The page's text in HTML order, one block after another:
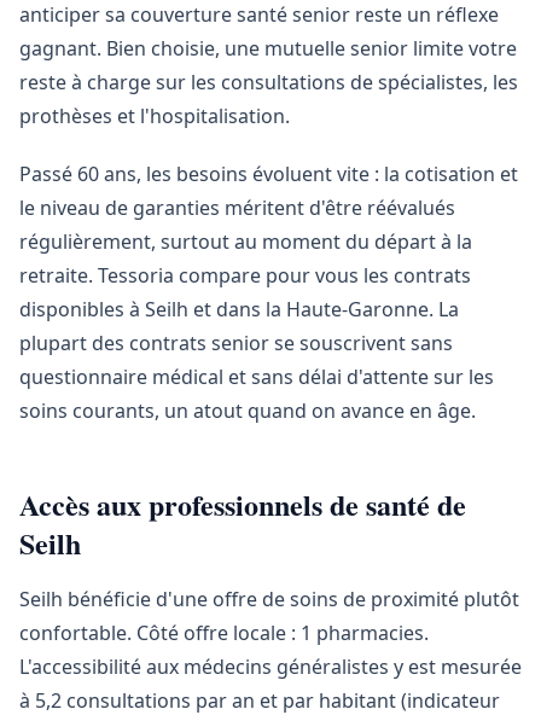
anticiper sa couverture santé senior reste un réflexe
gagnant. Bien choisie, une mutuelle senior limite votre
reste à charge sur les consultations de spécialistes, les
prothèses et l'hospitalisation.
Passé 60 ans, les besoins évoluent vite : la cotisation et
le niveau de garanties méritent d'être réévalués
régulièrement, surtout au moment du départ à la
retraite. Tessoria compare pour vous les contrats
disponibles à Seilh et dans la Haute-Garonne. La
plupart des contrats senior se souscrivent sans
questionnaire médical et sans délai d'attente sur les
soins courants, un atout quand on avance en âge.
Accès aux professionnels de santé de
Seilh
Seilh bénéficie d'une offre de soins de proximité plutôt
confortable. Côté offre locale : 1 pharmacies.
L'accessibilité aux médecins généralistes y est mesurée
à 5,2 consultations par an et par habitant (indicateur